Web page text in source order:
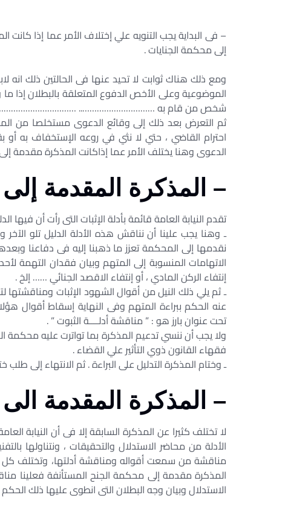
– فى البداية يجب التنويه علي إختلاف الأمر عما إذا
إلى محكمة الجنايات .
ومع ذلك هناك ثوابت لا تحيد عنها فى الحالتين ذلك انه
الموضوعية وعلى الأخص الدفوع المتعلقة بالبطلان إذا
شخص من قام به …………………………..
ثم التعرض بعد ذلك إلى وقائع الدعوى مستخلصا من
احترام القاضي ، حتي لا نثي في روعه الإستخفاف به أو
الدعوى وهنا يختلف الأمر عما إذاكانت المذكرة مقدمة
– المذكرة المقدمة
تقدم النيابة العامة قائمة بأدلة الإثبات التى رأت أن
ـ وهنا يجب علينا أن نناقش هذه الأدلة الدليل تلو
نقدمها إلى المحكمة تعزز ما ذهبنا إليه فى دفاعنا
الاتهامات المنسوبة إلى المتهم وبيان فقدان التهمة
إنتفاء الركن المادي ، أو إنتفاء الاقصد الجنائي …… إلخ .
ـ ثم يلي ذلك النيل من أقوال الشهود الإثبات
عنه الحكم ببراءة المتهم وفى النهاية إسقاط أقوال
تحت عنوان بارز هو : ” مناقشة أدلــــة الثبوت ” .
ولا يجب أن ننسي تدعيم المذكرة بما تواترت عليه محكمة
فقهاء القانون ذوي التأثير علي القضاء .
ـ وختام المذكرة التدليل على البراءة . ثم الانتهاء إلى
– المذكرة المقدمة
لا تختلف كثيرا عن المذكرة السابقة إلا فى أن النيابة
الأدلة من محاضر الاستدلال والتحقيقات ، ونتناولها
مناقشة من سمعت أقواله ومناقشة أدلتها، وتختلف
المذكرة مقدمة إلى محكمة الجنح المستأنفة فعلينا
الاستدلال وبيان وجه البطلان التى انطوى عليها ذلك